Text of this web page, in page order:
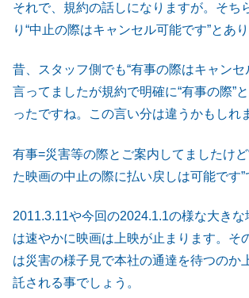
それで、規約の話しになりますが。そち
り“中止の際はキャンセル可能です”とあり
昔、スタッフ側でも“有事の際はキャンセ
言ってましたが規約で明確に“有事の際”
ったですね。この言い分は違うかもしれ
有事=災害等の際とご案内してましたけ
た映画の中止の際に払い戻しは可能です”
2011.3.11や今回の2024.1.1の様な大き
は速やかに映画は上映が止まります。そ
は災害の様子見で本社の通達を待つのか
託される事でしょう。